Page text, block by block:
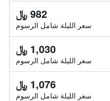
982 ﷼
سعر الليلة شامل الرسوم
1,030 ﷼
سعر الليلة شامل الرسوم
1,076 ﷼
سعر الليلة شامل الرسوم